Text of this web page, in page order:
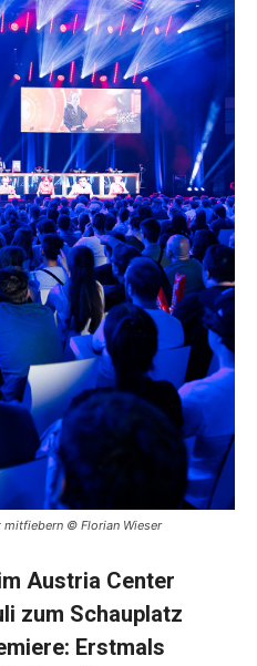
mitfiebern © Florian Wieser
Austria Center
zum Schauplatz
Erstmals